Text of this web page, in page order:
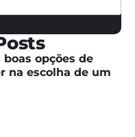
opções de
na escolha de um